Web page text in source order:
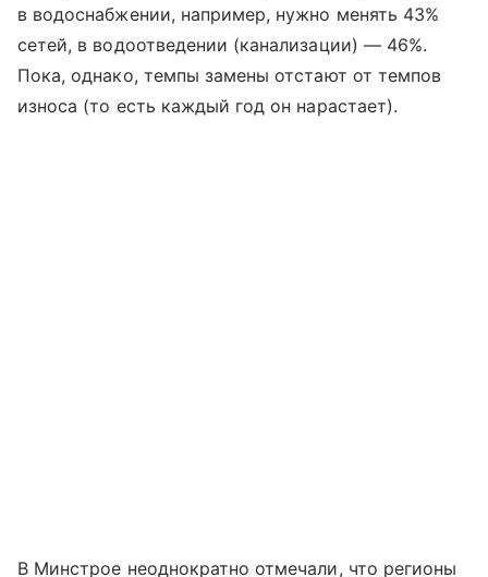
в водоснабжении, например, нужно менять 43%
сетей, в водоотведении (канализации) — 46%.
Пока, однако, темпы замены отстают от темпов
износа (то есть каждый год он нарастает).
В Минстрое неоднократно отмечали, что регионы